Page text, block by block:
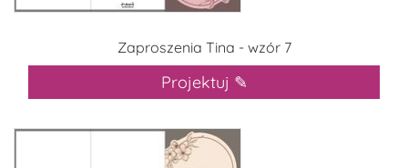
Zaproszenia Tina - wzór 7
Projektuj ✎